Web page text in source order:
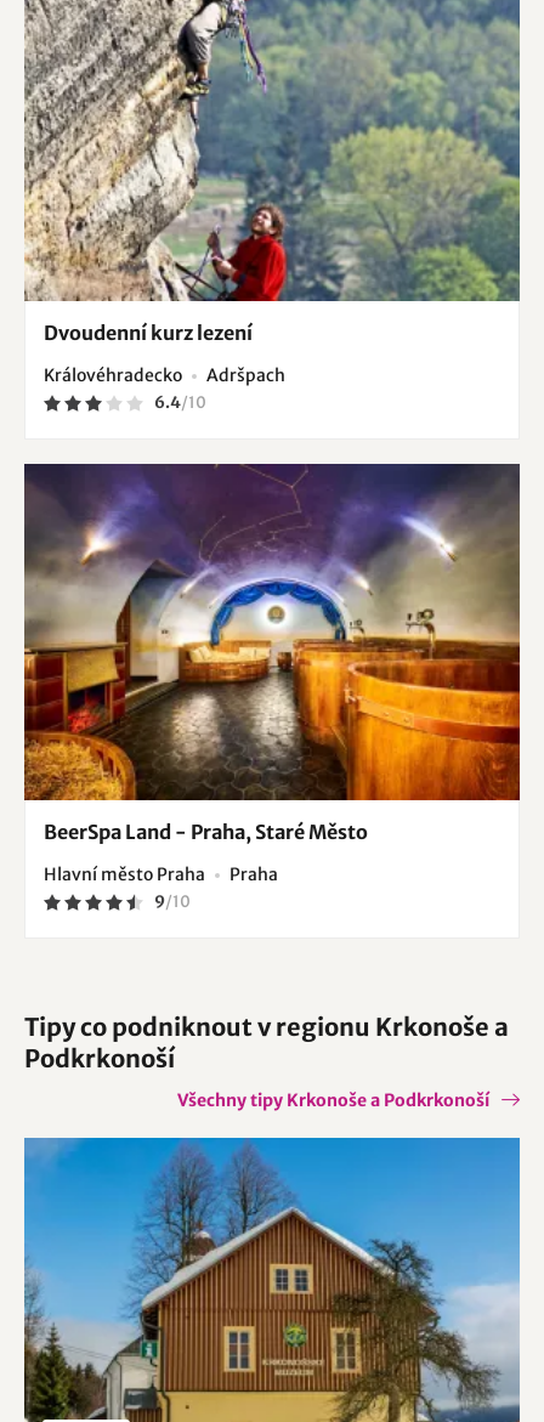
Dvoudenní kurz lezení
Královéhradecko Adršpach
6.4/10
BeerSpa Land - Praha, Staré Město
Hlavní město Praha Praha
9/10
Tipy co podniknout v regionu Krkonoše a
Podkrkonoší
Všechny tipy Krkonoše a Podkrkonoší